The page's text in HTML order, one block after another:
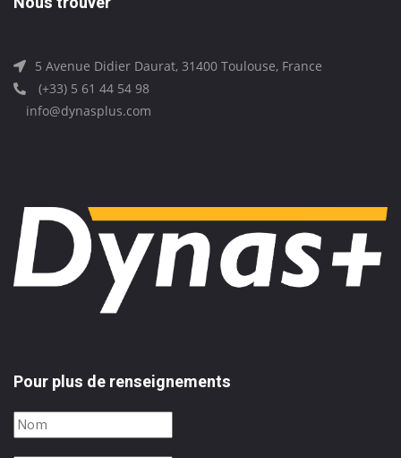
5 Avenue Didier Daurat, 31400 Toulouse, France
(+33) 5 61 44 54 98
info@dynasplus.com
Pour plus de renseignements